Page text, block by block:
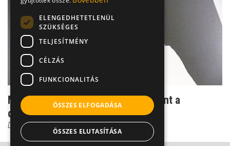
Meghúzódott, beállt és fáj - mindent a
deréktáji panaszokról
Dr. Szabó-Kocsis Krisztina
ELENGEDHETETLENÜL
SZÜKSÉGES
TELJESÍTMÉNY
CÉLZÁS
FUNKCIONALITÁS
ÖSSZES ELFOGADÁSA
ÖSSZES ELUTASÍTÁSA